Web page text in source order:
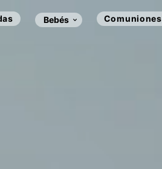
Bebés Comuniones